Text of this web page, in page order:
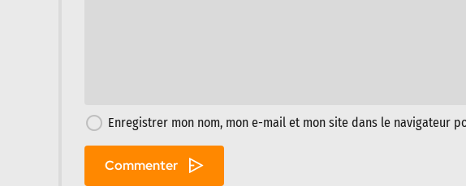
Enregistrer mon nom, mon e-mail et mon site dans le navigateur
Commenter